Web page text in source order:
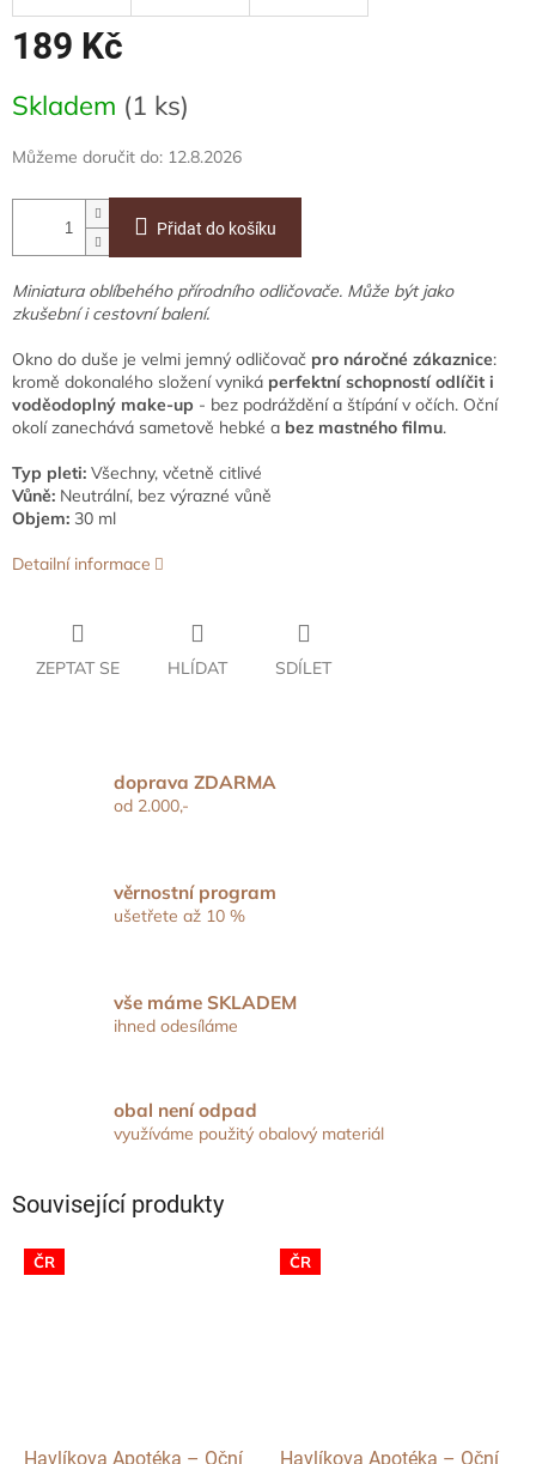
189 Kč
cena:
Skladem (1 ks)
Můžeme doručit do: 12.8.2026
Přidat do košíku
Miniatura oblíbehého přírodního odličovače. Může být jako
zkušební i cestovní balení.
Okno do duše je velmi jemný odličovač pro náročné zákaznice:
kromě dokonalého složení vyniká perfektní schopností odlíčit i
voděodoplný make-up - bez podráždění a štípání v očích. Oční
okolí zanechává sametově hebké a bez mastného filmu.
Typ pleti: Všechny, včetně citlivé
Vůně: Neutrální, bez výrazné vůně
Objem: 30 ml
Detailní informace
ZEPTAT SE HLÍDAT SDÍLET
doprava ZDARMA
od 2.000,-
věrnostní program
ušetřete až 10 %
vše máme SKLADEM
ihned odesíláme
obal není odpad
využíváme použitý obalový materiál
Související produkty
ČR
Havlíkova Apotéka – Oční
ČR
Havlíkova Apotéka – Oční